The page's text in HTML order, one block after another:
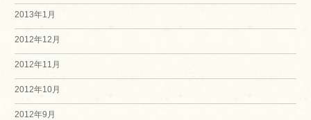
2013年1月
2012年12月
2012年11月
2012年10月
2012年9月